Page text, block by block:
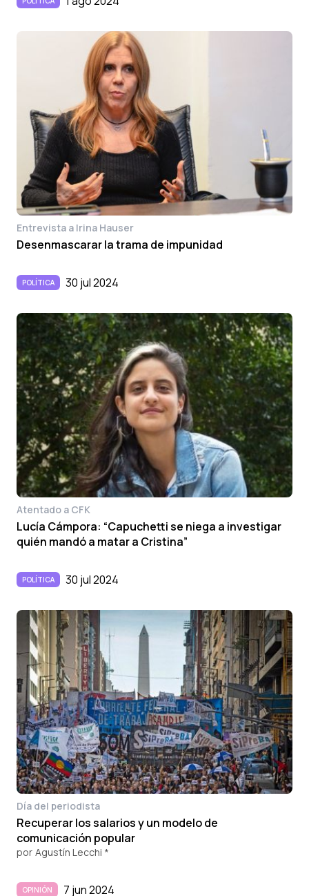
Entrevista a Irina Hauser
Desenmascarar la trama de impunidad
POLÍTICA 30 jul 2024
Atentado a CFK
Lucía Cámpora: “Capuchetti se niega a investigar
quién mandó a matar a Cristina”
POLÍTICA 30 jul 2024
Día del periodista
Recuperar los salarios y un modelo de
comunicación popular
por Agustín Lecchi *
OPINIÓN 7 jun 2024